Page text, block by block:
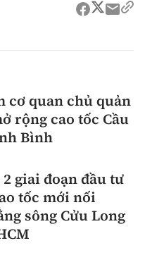
cơ quan chủ quản
rộng cao tốc Cầu
Bình
giai đoạn đầu tư
tốc mới nối
sông Cửu Long